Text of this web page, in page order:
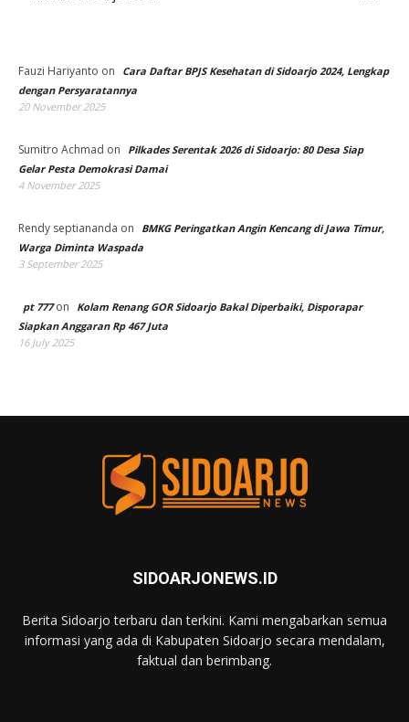
Fauzi Hariyanto on
Cara Daftar BPJS Kesehatan di Sidoarjo 2024, Lengkap
dengan Persyaratannya
20 November 2025
Sumitro Achmad on
Pilkades Serentak 2026 di Sidoarjo: 80 Desa Siap
Gelar Pesta Demokrasi Damai
4 November 2025
Rendy septiananda on
BMKG Peringatkan Angin Kencang di Jawa Timur,
Warga Diminta Waspada
3 September 2025
pt 777on
Kolam Renang GOR Sidoarjo Bakal Diperbaiki, Disporapar
Siapkan Anggaran Rp 467 Juta
16 July 2025
SIDOARJONEWS.ID
Berita Sidoarjo terbaru dan terkini. Kami mengabarkan semua
informasi yang ada di Kabupaten Sidoarjo secara mendalam,
faktual dan berimbang.